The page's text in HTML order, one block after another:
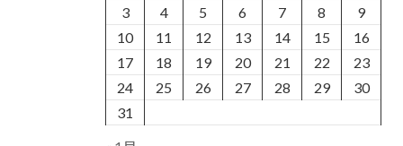
3
4 5 6 7 8
9
10
11 12 13 14 15
16
17
18 19 20 21 22
23
24
25 26 27 28 29
30
31